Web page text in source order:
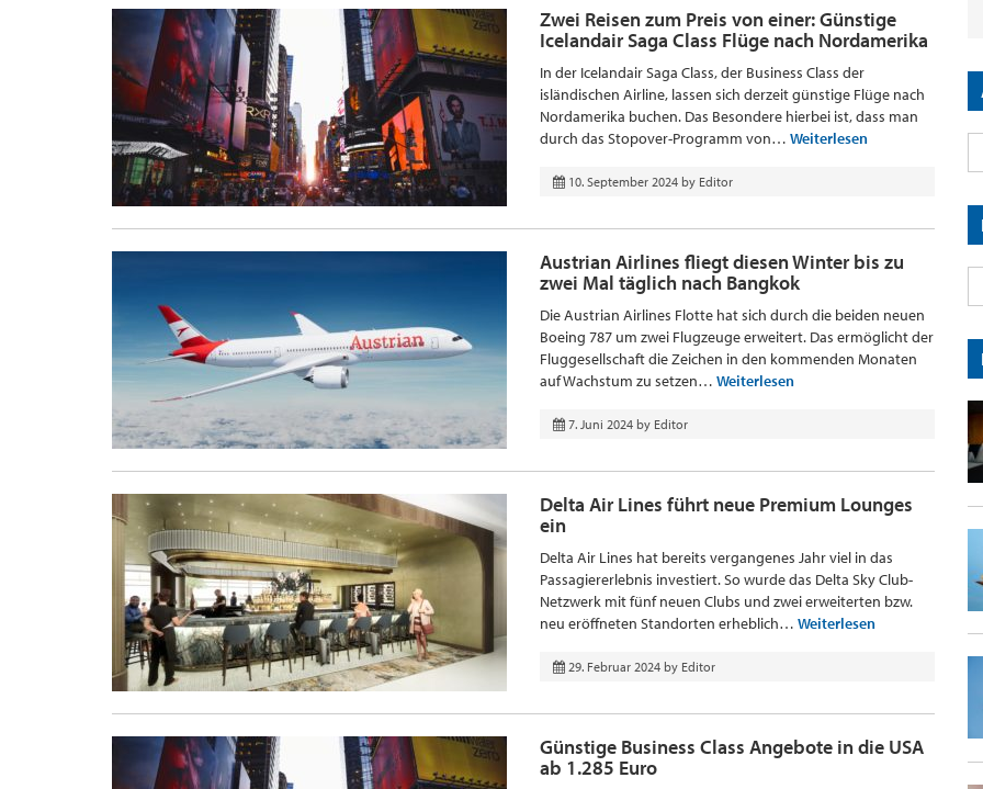
Zwei Reisen zum Preis von einer: Günstige
Icelandair Saga Class Flüge nach Nordamerika
In der Icelandair Saga Class, der Business Class der
isländischen Airline, lassen sich derzeit günstige Flüge nach
Nordamerika buchen. Das Besondere hierbei ist, dass man
durch das Stopover-Programm von… Weiterlesen
10. September 2024 by Editor
Austrian Airlines fliegt diesen Winter bis zu
zwei Mal täglich nach Bangkok
Die Austrian Airlines Flotte hat sich durch die beiden neuen
Boeing 787 um zwei Flugzeuge erweitert. Das ermöglicht der
Fluggesellschaft die Zeichen in den kommenden Monaten
auf Wachstum zu setzen… Weiterlesen
7. Juni 2024 by Editor
Delta Air Lines führt neue Premium Lounges
ein
Delta Air Lines hat bereits vergangenes Jahr viel in das
Passagiererlebnis investiert. So wurde das Delta Sky Club-
Netzwerk mit fünf neuen Clubs und zwei erweiterten bzw.
neu eröffneten Standorten erheblich… Weiterlesen
29. Februar 2024 by Editor
Günstige Business Class Angebote in die USA
ab 1.285 Euro